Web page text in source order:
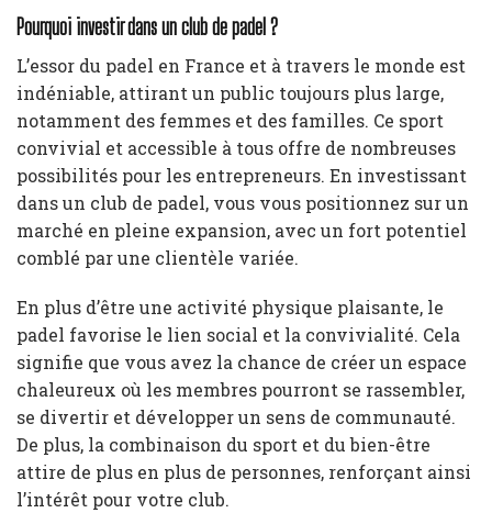
Pourquoi investir dans un club de padel ?
L’essor du padel en France et à travers le monde est
indéniable, attirant un public toujours plus large,
notamment des femmes et des familles. Ce sport
convivial et accessible à tous offre de nombreuses
possibilités pour les entrepreneurs. En investissant
dans un club de padel, vous vous positionnez sur un
marché en pleine expansion, avec un fort potentiel
comblé par une clientèle variée.
En plus d’être une activité physique plaisante, le
padel favorise le lien social et la convivialité. Cela
signifie que vous avez la chance de créer un espace
chaleureux où les membres pourront se rassembler,
se divertir et développer un sens de communauté.
De plus, la combinaison du sport et du bien-être
attire de plus en plus de personnes, renforçant ainsi
l’intérêt pour votre club.